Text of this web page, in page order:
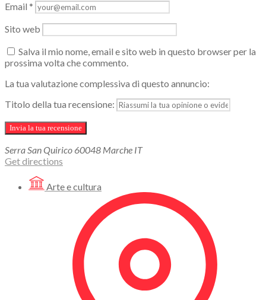
Email *
Sito web
Salva il mio nome, email e sito web in questo browser per la
prossima volta che commento.
La tua valutazione complessiva di questo annuncio:
Titolo della tua recensione:
Serra San Quirico 60048 Marche IT
Get directions
Arte e cultura